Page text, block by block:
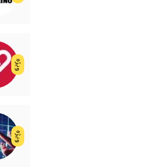
ویژه
ویژه